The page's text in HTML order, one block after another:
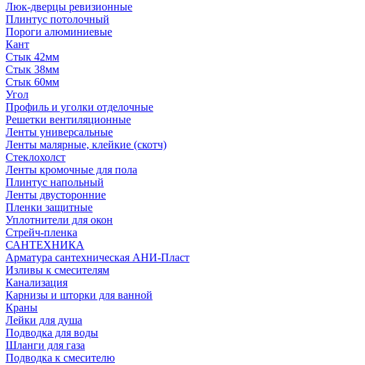
Люк-дверцы ревизионные
Плинтус потолочный
Пороги алюминиевые
Кант
Стык 42мм
Стык 38мм
Стык 60мм
Угол
Профиль и уголки отделочные
Решетки вентиляционные
Ленты универсальные
Ленты малярные, клейкие (скотч)
Стеклохолст
Ленты кромочные для пола
Плинтус напольный
Ленты двусторонние
Пленки защитные
Уплотнители для окон
Стрейч-пленка
САНТЕХНИКА
Арматура сантехническая АНИ-Пласт
Изливы к смесителям
Канализация
Карнизы и шторки для ванной
Краны
Лейки для душа
Подводка для воды
Шланги для газа
Подводка к смесителю